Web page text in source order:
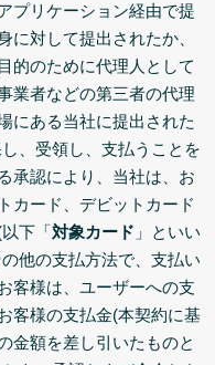
プリケーション経由で提
に対して提出されたか、
的のために代理人として
業者などの第三者の代理
にある当社に提出された
、受領し、支払うことを
承認により、当社は、お
カード、デビットカード
下「対象カード 」といい
他の支払方法で、支払い
客様は、ユーザーへの支
客様の支払金(本契約に基
金額を差し引いたものと